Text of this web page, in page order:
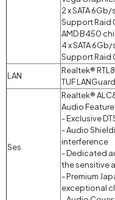
2 x SATA
Support Raid
AMD B450
4 x SATA
Support Raid
LAN
Realtek®
TUF LANGuard
Ses
Realtek®
Audio Feature
- Exclusive
- Audio
interference
- Dedicated
the sensitive
- Premium
exceptional